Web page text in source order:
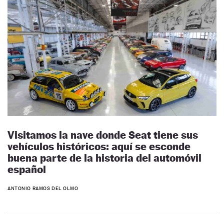
Visitamos la nave donde Seat tiene sus
vehículos históricos: aquí se esconde
buena parte de la historia del automóvil
español
ANTONIO RAMOS DEL OLMO